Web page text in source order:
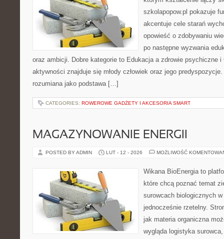
szkolapopow.pl pokazuje
akcentuje cele starań
opowieść o zdobywaniu
po następne wyzwania
oraz ambicji. Dobre kategorie to Edukacja a zdrowie psychiczne i
aktywności znajduje się młody człowiek oraz jego
rozumiana jako podstawa […]
CATEGORIES: ROWEROWE GADŻETY I AKCESORIA SMART
MAGAZYNOWANIE ENERGII
POSTED BY ADMIN LUT - 12 - 2026 MOŻLIWOŚĆ
Wikana BioEnergia to
które chcą poznać temat
surowcach biologicznych
jednocześnie rzetelny.
jak materia organiczna
wygląda logistyka